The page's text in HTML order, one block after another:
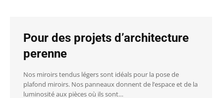
Pour des projets d’architecture
perenne
Nos miroirs tendus légers sont idéals pour la pose de
plafond miroirs. Nos panneaux donnent de l’espace et de la
luminosité aux pièces où ils sont…